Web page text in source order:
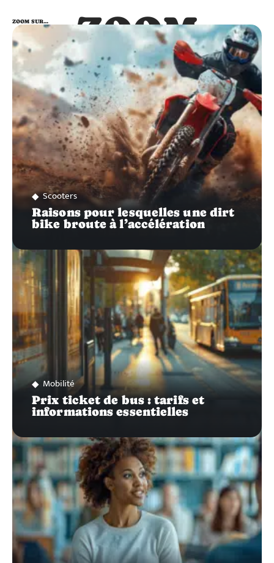
ZOOM
SUR…
ZOOM SUR…
Scooters
Raisons pour lesquelles une dirt
bike broute à l’accélération
Mobilité
Prix ticket de bus : tarifs et
informations essentielles